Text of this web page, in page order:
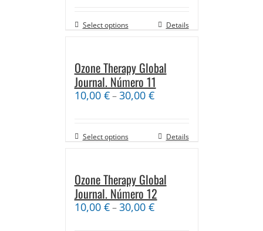
Select options Details
Ozone Therapy Global
Journal. Número 11
10,00 €–30,00 €
Select options Details
Ozone Therapy Global
Journal. Número 12
10,00 €–30,00 €